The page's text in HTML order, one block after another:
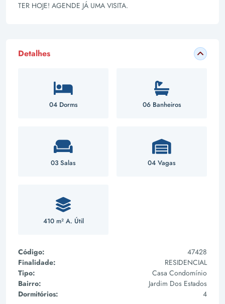
TER HOJE! AGENDE JÁ UMA VISITA.
Detalhes
04 Dorms 06 Banheiros
03 Salas 04 Vagas
410 m² A. Útil
Código:
47428
Finalidade:
RESIDENCIAL
Tipo:
Casa Condomínio
Bairro:
Jardim Dos Estados
Dormitórios:
4